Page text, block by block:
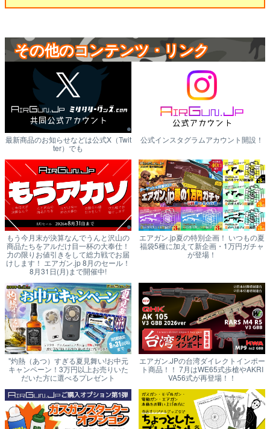
その他のコンテンツ・リンク
最新商品のお知らせなどは公式X（Twit
ter）でも
公式インスタグラムアカウント開設！
もう今月末が決算なんでうんと沢山の
商品たちをアルだけ目一杯の大奉仕！
力の限りお値引きをして総力戦でお届
けします！ エアガン.jp 8月のセール！
8月31日(月)まで開催中!
エアガン.jp夏の特別企画！ いつもの夏
福袋5種に加えて新企画・1万円ガチャ
が登場！
"灼熱（あつ）すぎる夏見舞い!お中元
キャンペーン！3万円以上お売りいた
だいた方に選べるプレゼント
エアガン.JPの台湾ダイレクトインポー
ト商品！！ 7月はWE65式歩槍やAKRI
VA56式が再登場！！